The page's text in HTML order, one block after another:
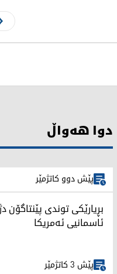
دوا هەواڵ
پێش دوو کاتژمێر
بڕیارێکی توندی
ئاسمانیی ئەمریکا
پێش 3 کاتژمێر